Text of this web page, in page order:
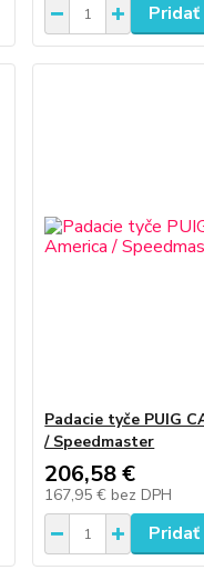
Pridať
Padacie tyče PUIG
/ Speedmaster
206,58 €
167,95 € bez DPH
Pridať